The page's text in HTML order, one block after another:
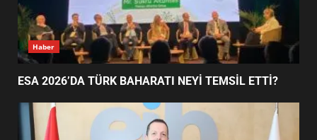
4
EDREMİT’İN GURURU TÜRKİYE
FİNALİNDE NE BAŞARDI?
5
UZATILDI: NE DEĞİŞTİ?
Haber
ESA 2026’DA TÜRK BAHARATI NEYİ TEMSİL ETTİ?